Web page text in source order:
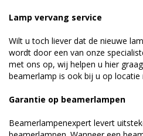
Lamp vervang service
Wilt u toch liever dat de nieuwe
wordt door een van onze
met ons op, wij helpen u hier
beamerlamp is ook bij u op locatie
Garantie op beamerlampen
Beamerlampenexpert levert